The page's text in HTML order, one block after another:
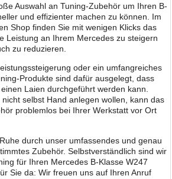
Auswahl an Tuning-Zubehör um Ihren B-
und effizienter machen zu können. Im
Shop finden Sie mit wenigen Klicks das
Leistung an Ihrem Mercedes zu steigern
zu reduzieren.
oder ein umfangreiches
Produkte sind dafür ausgelegt, dass
Laien durchgeführt werden kann.
selbst Hand anlegen wollen, kann das
problemlos bei Ihrer Werkstatt vor Ort
durch unser umfassendes und genau
Zubehör. Selbstverständlich sind wir
für Ihren Mercedes B-Klasse W247
Sie da: Wir freuen uns auf Ihren Anruf